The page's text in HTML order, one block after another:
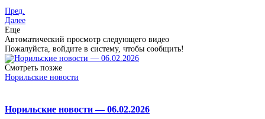
Пред.
Далее
Еще
Автоматический просмотр следующего видео
Пожалуйста, войдите в систему, чтобы сообщить!
Смотреть позже
Норильские новости
Норильские новости — 06.02.2026